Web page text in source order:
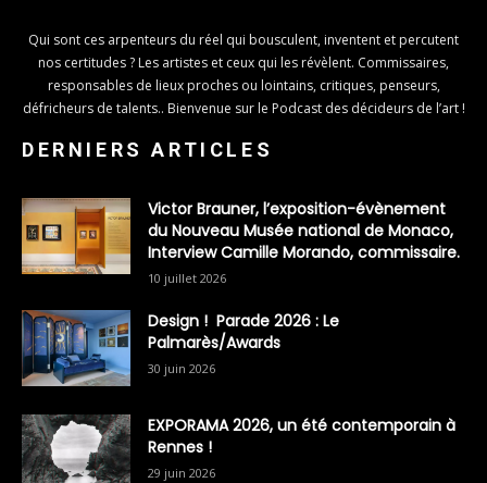
Qui sont ces arpenteurs du réel qui bousculent, inventent et percutent
nos certitudes ? Les artistes et ceux qui les révèlent. Commissaires,
responsables de lieux proches ou lointains, critiques, penseurs,
défricheurs de talents.. Bienvenue sur le Podcast des décideurs de l’art !
DERNIERS ARTICLES
Victor Brauner, l’exposition-évènement
du Nouveau Musée national de Monaco,
Interview Camille Morando, commissaire.
10 juillet 2026
Design ! Parade 2026 : Le
Palmarès/Awards
30 juin 2026
EXPORAMA 2026, un été contemporain à
Rennes !
29 juin 2026